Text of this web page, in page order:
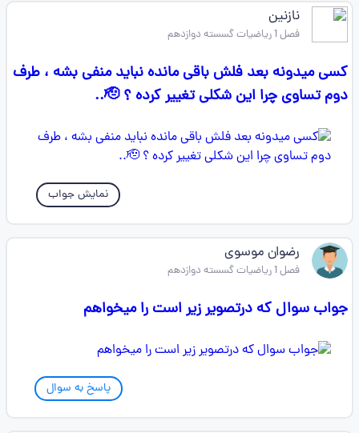
نازنین
فصل 1 ریاضیات گسسته دوازدهم
کسی میدونه بعد فلش باقی مانده نباید منفی بشه ، طرف
دوم تساوی چرا این شکلی تغییر کرده ؟ 🫡..
نمایش جواب
رضوان موسوی
فصل 1 ریاضیات گسسته دوازدهم
جواب سوال که درتصویر زیر است را میخواهم
پاسخ به سوال